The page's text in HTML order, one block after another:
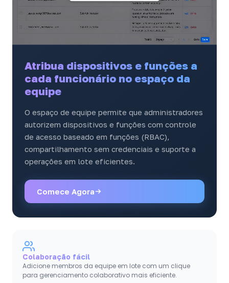
Atribua dispositivos e funções a
cada funcionário no espaço da
equipe
O espaço de equipe permite que administradores
autorizem dispositivos e funções com controle
de acesso baseado em funções (RBAC),
compartilhamento sem credenciais e suporte a
operações em lote eficientes.
Comece Agora
Colaboração fácil
Adicione membros da equipe em lote com um clique
para gerenciamento colaborativo mais eficiente.